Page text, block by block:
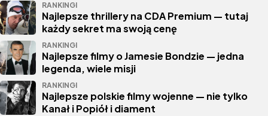
RANKINGI
Najlepsze thrillery na CDA Premium — tutaj
każdy sekret ma swoją cenę
RANKINGI
Najlepsze filmy o Jamesie Bondzie — jedna
legenda, wiele misji
RANKINGI
Najlepsze polskie filmy wojenne — nie tylko
Kanał i Popiół i diament